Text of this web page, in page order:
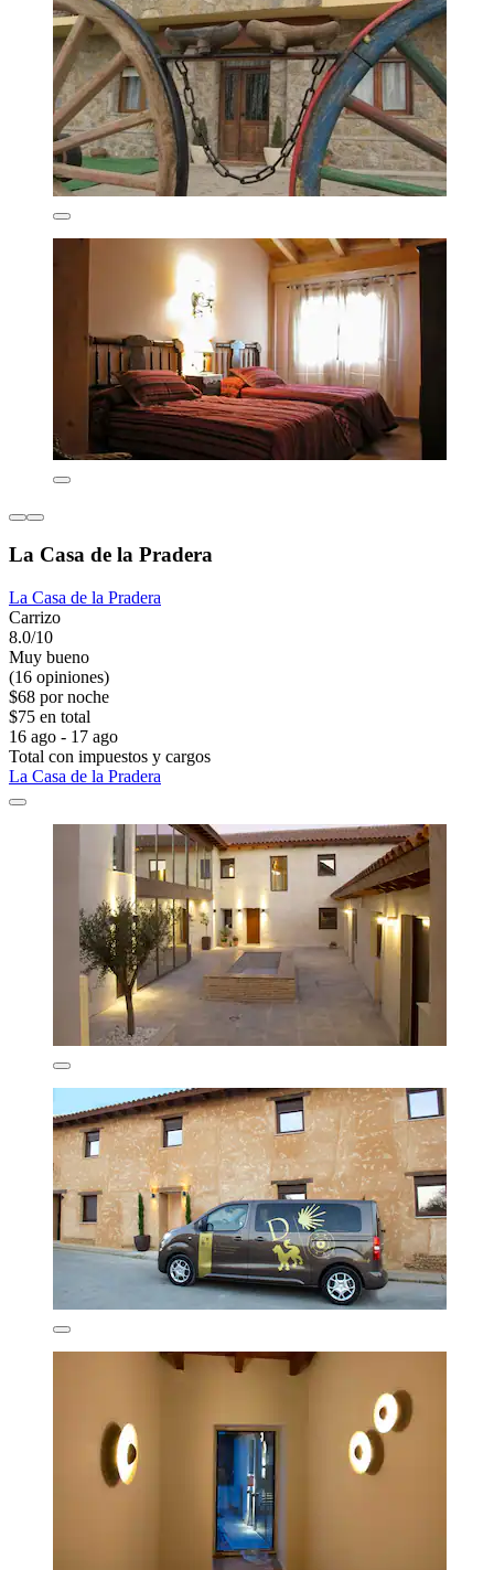
La Casa de la Pradera
La Casa de la Pradera
Carrizo
8.0/10
Muy bueno
(16 opiniones)
$68 por noche
$75 en total
16 ago - 17 ago
Total con impuestos y cargos
La Casa de la Pradera